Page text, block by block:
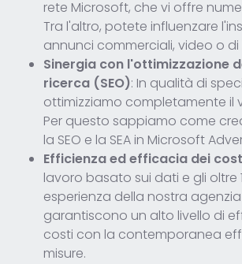
rete Microsoft, che vi offre
Tra l'altro, potete influenzare
annunci commerciali, video o di
Sinergia con l'ottimizzazione
ricerca (SEO): In qualità di
ottimizziamo completamente il
Per questo sappiamo come
la SEO e la SEA in Microsoft
Efficienza ed efficacia dei
lavoro basato sui dati e gli oltre
esperienza della nostra
garantiscono un alto livello di
costi con la contemporanea
misure.